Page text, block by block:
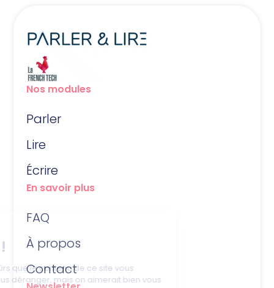
Nos modules
Parler
Lire
Écrire
En savoir plus
FAQ
À propos
Contact